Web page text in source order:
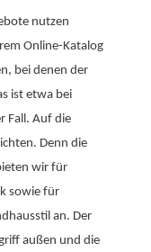
nutzen
Online-Katalog
bei denen der
ist etwa bei
Fall. Auf die
Denn die
wir für
sowie für
an. Der
außen und die